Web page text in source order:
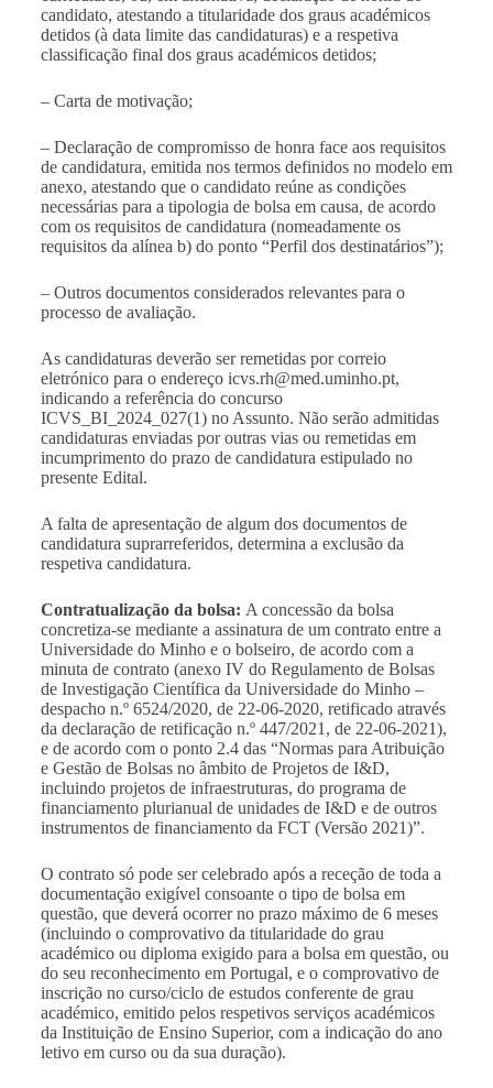
candidato, atestando a titularidade dos graus académicos
detidos (à data limite das candidaturas) e a respetiva
classificação final dos graus académicos detidos;
– Carta de motivação;
– Declaração de compromisso de honra face aos requisitos
de candidatura, emitida nos termos definidos no modelo em
anexo, atestando que o candidato reúne as condições
necessárias para a tipologia de bolsa em causa, de acordo
com os requisitos de candidatura (nomeadamente os
requisitos da alínea b) do ponto “Perfil dos destinatários”);
– Outros documentos considerados relevantes para o
processo de avaliação.
As candidaturas deverão ser remetidas por correio
eletrónico para o endereço icvs.rh@med.uminho.pt,
indicando a referência do concurso
ICVS_BI_2024_027(1) no Assunto. Não serão admitidas
candidaturas enviadas por outras vias ou remetidas em
incumprimento do prazo de candidatura estipulado no
presente Edital.
A falta de apresentação de algum dos documentos de
candidatura suprarreferidos, determina a exclusão da
respetiva candidatura.
Contratualização da bolsa: A concessão da bolsa
concretiza-se mediante a assinatura de um contrato entre a
Universidade do Minho e o bolseiro, de acordo com a
minuta de contrato (anexo IV do Regulamento de Bolsas
de Investigação Científica da Universidade do Minho –
despacho n.º 6524/2020, de 22-06-2020, retificado através
da declaração de retificação n.º 447/2021, de 22-06-2021),
e de acordo com o ponto 2.4 das “Normas para Atribuição
e Gestão de Bolsas no âmbito de Projetos de I&D,
incluindo projetos de infraestruturas, do programa de
financiamento plurianual de unidades de I&D e de outros
instrumentos de financiamento da FCT (Versão 2021)”.
O contrato só pode ser celebrado após a receção de toda a
documentação exigível consoante o tipo de bolsa em
questão, que deverá ocorrer no prazo máximo de 6 meses
(incluindo o comprovativo da titularidade do grau
académico ou diploma exigido para a bolsa em questão, ou
do seu reconhecimento em Portugal, e o comprovativo de
inscrição no curso/ciclo de estudos conferente de grau
académico, emitido pelos respetivos serviços académicos
da Instituição de Ensino Superior, com a indicação do ano
letivo em curso ou da sua duração).